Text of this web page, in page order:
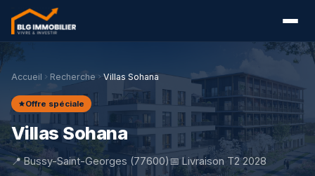
Accueil Recherche Villas Sohana
Offre spéciale
Villas Sohana
📍 Bussy-Saint-Georges (77600)📅 Livraison T2 2028